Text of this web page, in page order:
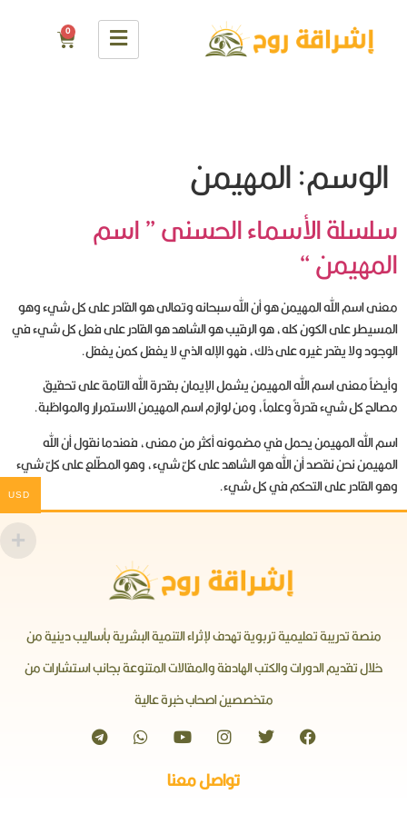
0
الوسم:المهيمن
سلسلة الأسماء الحسنى ” اسم
المهيمن “
معنى اسم الله المهيمن هو أن الله سبحانه وتعالى هو القادر على كل شيء وهو
المسيطر على الكون كله، هو الرقيب هو الشاهد هو القادر على فعل كل شيء في
الوجود ولا يقدر غيره على ذلك، فهو الإله الذي لا يغفل كمن يغفل.
وأيضاً معنى اسم الله المهيمن يشمل الإيمان بقدرة الله التامة على تحقيق
مصالح كل شيء قدرةً وعلماً، ومن لوازم اسم المهيمن الاستمرار والمواظبة.
اسم الله المهيمن يحمل في مضمونه أكثر من معنى، فعندما نقول أن الله
المهيمن نحن نقصد أن الله هو الشاهد على كلّ شيء، وهو المطّلع على كلّ شيء
وهو القادر على التحكم في كل شيء.
منصة تدريبة تعليمية تربوية تهدف لإثراء التنمية البشرية بأساليب دينية من
خلال تقديم الدورات والكتب الهادفة والمقالات المتنوعة بجانب استشارات من
متخصصين اصحاب خبرة عالية
تواصل معنا
USD